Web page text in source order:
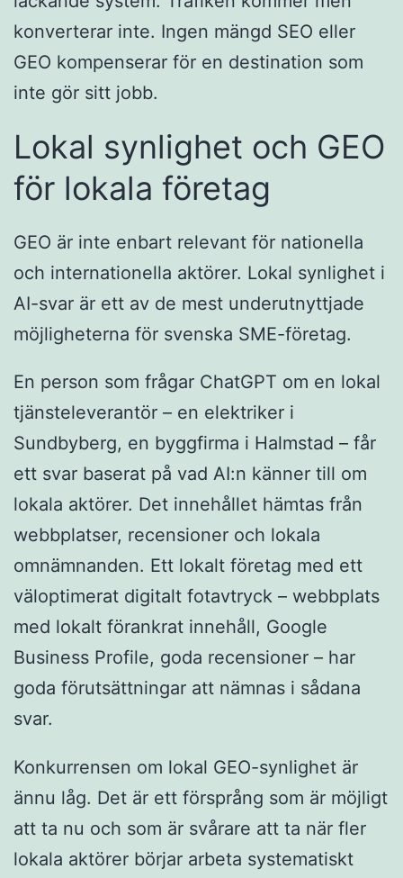
konverterar inte. Ingen mängd SEO eller
GEO kompenserar för en destination som
inte gör sitt jobb.
Lokal synlighet och GEO
för lokala företag
GEO är inte enbart relevant för nationella
och internationella aktörer. Lokal synlighet i
AI-svar är ett av de mest underutnyttjade
möjligheterna för svenska SME-företag.
En person som frågar ChatGPT om en lokal
tjänsteleverantör – en elektriker i
Sundbyberg, en byggfirma i Halmstad – får
ett svar baserat på vad AI:n känner till om
lokala aktörer. Det innehållet hämtas från
webbplatser, recensioner och lokala
omnämnanden. Ett lokalt företag med ett
väloptimerat digitalt fotavtryck – webbplats
med lokalt förankrat innehåll, Google
Business Profile, goda recensioner – har
goda förutsättningar att nämnas i sådana
svar.
Konkurrensen om lokal GEO-synlighet är
ännu låg. Det är ett försprång som är möjligt
att ta nu och som är svårare att ta när fler
lokala aktörer börjar arbeta systematiskt